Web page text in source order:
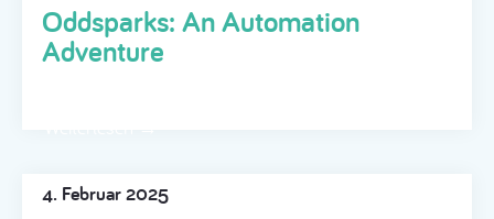
Oddsparks: An Automation
Adventure
4. Februar 2025